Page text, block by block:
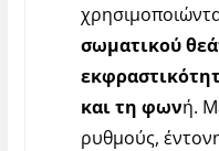
σωματικού
και τη φωνή.
ρυθμούς,